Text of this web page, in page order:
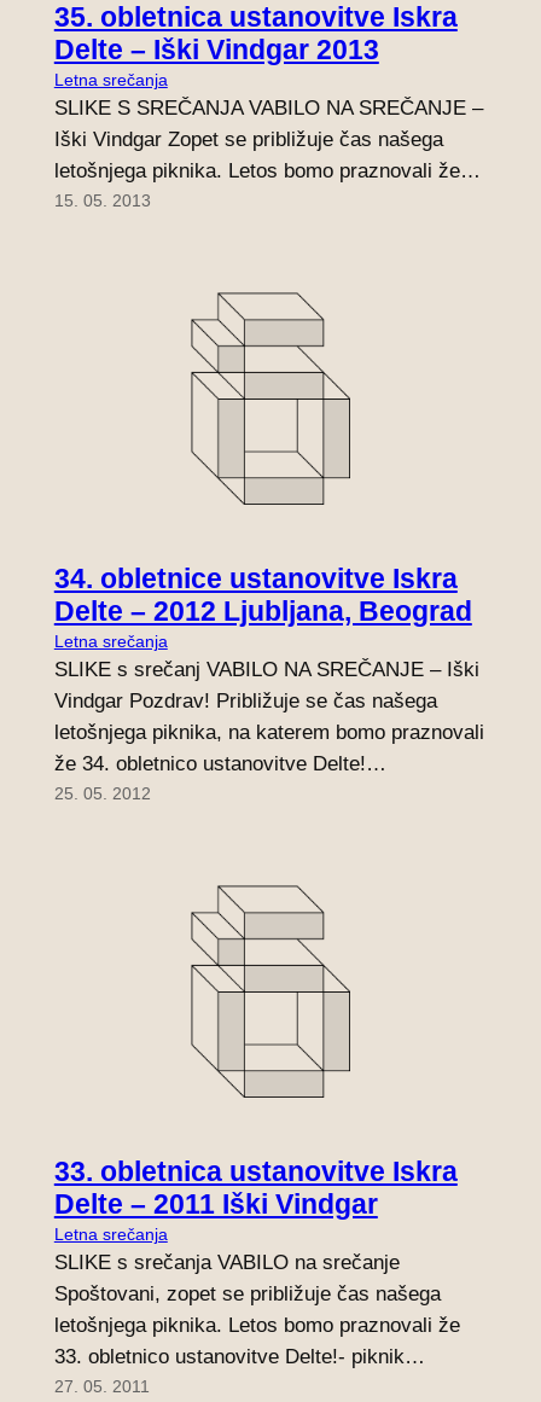
35. obletnica ustanovitve Iskra
Delte – Iški Vindgar 2013
Letna srečanja
SLIKE S SREČANJA VABILO NA SREČANJE –
Iški Vindgar Zopet se približuje čas našega
letošnjega piknika. Letos bomo praznovali že…
15. 05. 2013
34. obletnice ustanovitve Iskra
Delte – 2012 Ljubljana, Beograd
Letna srečanja
SLIKE s srečanj VABILO NA SREČANJE – Iški
Vindgar Pozdrav! Približuje se čas našega
letošnjega piknika, na katerem bomo praznovali
že 34. obletnico ustanovitve Delte!…
25. 05. 2012
33. obletnica ustanovitve Iskra
Delte – 2011 Iški Vindgar
Letna srečanja
SLIKE s srečanja VABILO na srečanje
Spoštovani, zopet se približuje čas našega
letošnjega piknika. Letos bomo praznovali že
33. obletnico ustanovitve Delte!- piknik…
27. 05. 2011